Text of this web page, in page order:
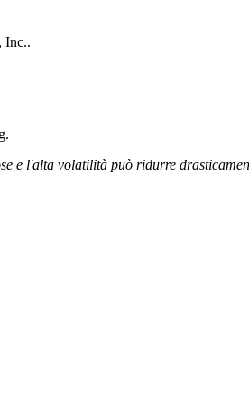
Inc..
e l'alta volatilità può ridurre